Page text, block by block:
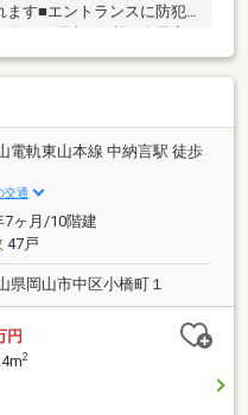
ます■エントランスに防犯
談可】大切なペットと一
側バルコニーで毎日のお
立宇野小学校まで約1560
ープ東川原店まで約1130
ータウン岡北店まで約960
ター榊原病院まで約1010
マート岡山西川原１丁目
電軌東山本線 中納言駅 徒歩
交通
7ヶ月/10階建
47戸
県岡山市中区小橋町１
円
2